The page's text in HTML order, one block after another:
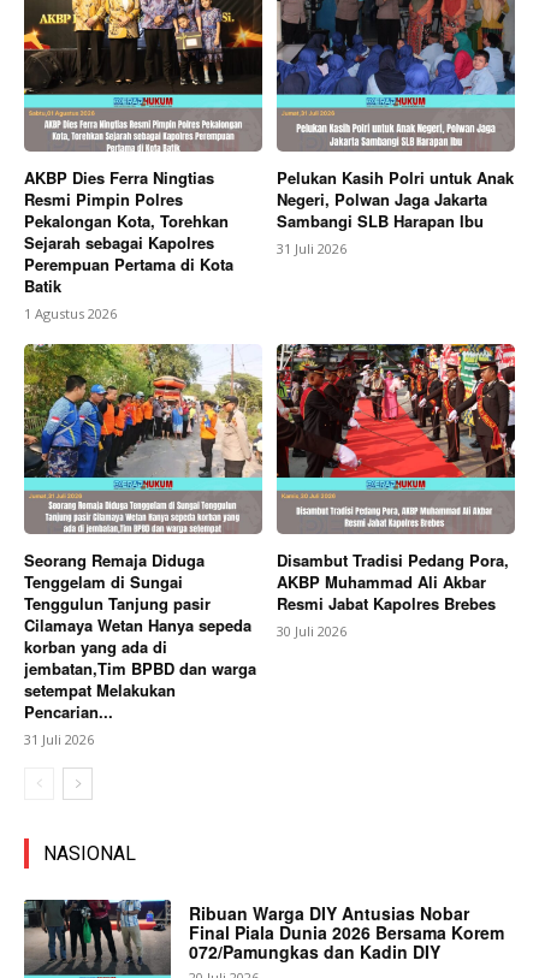
AKBP Dies Ferra Ningtias
Resmi Pimpin Polres
Pekalongan Kota, Torehkan
Sejarah sebagai Kapolres
Perempuan Pertama di Kota
Batik
1 Agustus 2026
Pelukan Kasih Polri untuk Anak
Negeri, Polwan Jaga Jakarta
Sambangi SLB Harapan Ibu
31 Juli 2026
Seorang Remaja Diduga
Tenggelam di Sungai
Tenggulun Tanjung pasir
Cilamaya Wetan Hanya sepeda
korban yang ada di
jembatan,Tim BPBD dan warga
setempat Melakukan
Pencarian...
31 Juli 2026
Disambut Tradisi Pedang Pora,
AKBP Muhammad Ali Akbar
Resmi Jabat Kapolres Brebes
30 Juli 2026
NASIONAL
Ribuan Warga DIY Antusias Nobar
Final Piala Dunia 2026 Bersama Korem
072/Pamungkas dan Kadin DIY